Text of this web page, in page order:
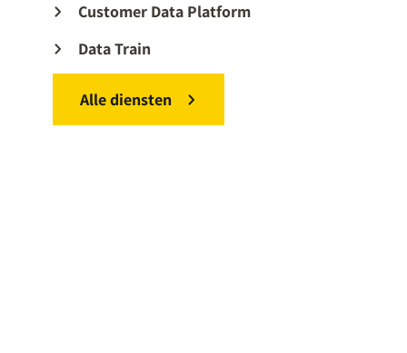
Customer Data Platform
Data Train
Alle diensten